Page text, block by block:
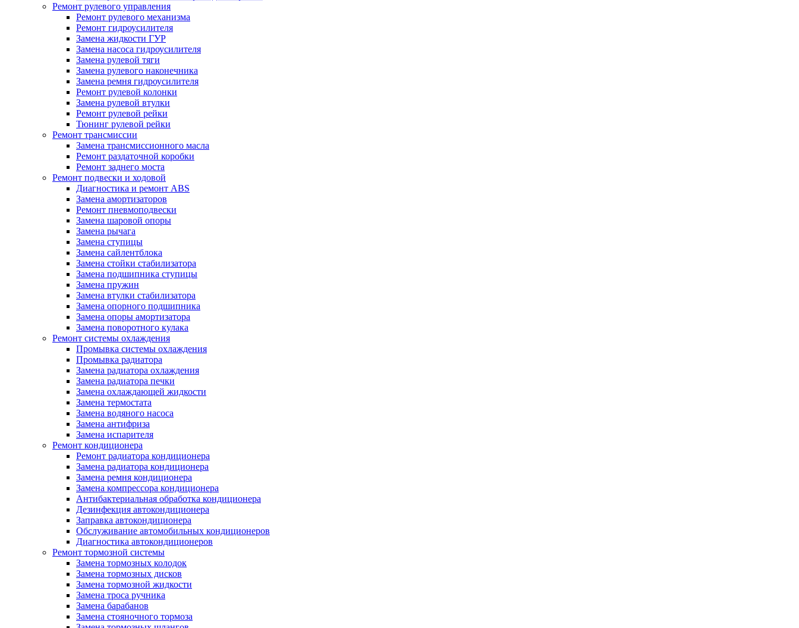
Ремонт рулевого управления
Ремонт рулевого механизма
Ремонт гидроусилителя
Замена жидкости ГУР
Замена насоса гидроусилителя
Замена рулевой тяги
Замена рулевого наконечника
Замена ремня гидроусилителя
Ремонт рулевой колонки
Замена рулевой втулки
Ремонт рулевой рейки
Тюнинг рулевой рейки
Ремонт трансмиссии
Замена трансмиссионного масла
Ремонт раздаточной коробки
Ремонт заднего моста
Ремонт подвески и ходовой
Диагностика и ремонт ABS
Замена амортизаторов
Ремонт пневмоподвески
Замена шаровой опоры
Замена рычага
Замена ступицы
Замена сайлентблока
Замена стойки стабилизатора
Замена подшипника ступицы
Замена пружин
Замена втулки стабилизатора
Замена опорного подшипника
Замена опоры амортизатора
Замена поворотного кулака
Ремонт системы охлаждения
Промывка системы охлаждения
Промывка радиатора
Замена радиатора охлаждения
Замена радиатора печки
Замена охлаждающей жидкости
Замена термостата
Замена водяного насоса
Замена антифриза
Замена испарителя
Ремонт кондиционера
Ремонт радиатора кондиционера
Замена радиатора кондиционера
Замена ремня кондиционера
Замена компрессора кондиционера
Антибактериальная обработка кондиционера
Дезинфекция автокондиционера
Заправка автокондиционера
Обслуживание автомобильных кондиционеров
Диагностика автокондиционеров
Ремонт тормозной системы
Замена тормозных колодок
Замена тормозных дисков
Замена тормозной жидкости
Замена троса ручника
Замена барабанов
Замена стояночного тормоза